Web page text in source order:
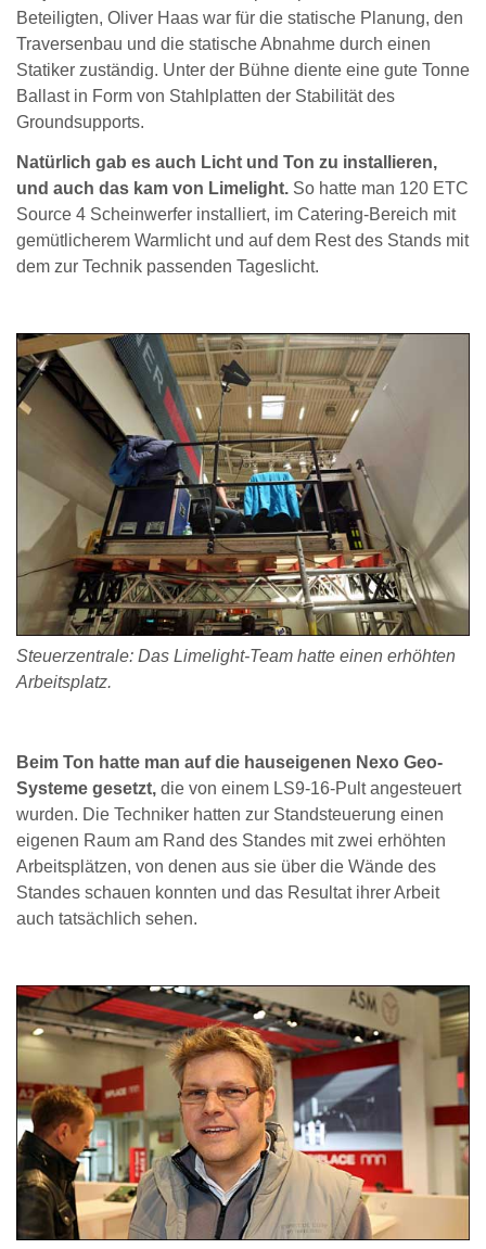
Beteiligten, Oliver Haas war für die statische Planung, den
Traversenbau und die statische Abnahme durch einen
Statiker zuständig. Unter der Bühne diente eine gute Tonne
Ballast in Form von Stahlplatten der Stabilität des
Groundsupports.
Natürlich gab es auch Licht und Ton zu installieren,
und auch das kam von Limelight. So hatte man 120 ETC
Source 4 Scheinwerfer installiert, im Catering-Bereich mit
gemütlicherem Warmlicht und auf dem Rest des Stands mit
dem zur Technik passenden Tageslicht.
Steuerzentrale: Das Limelight-Team hatte einen erhöhten
Arbeitsplatz.
Beim Ton hatte man auf die hauseigenen Nexo Geo-
Systeme gesetzt, die von einem LS9-16-Pult angesteuert
wurden. Die Techniker hatten zur Standsteuerung einen
eigenen Raum am Rand des Standes mit zwei erhöhten
Arbeitsplätzen, von denen aus sie über die Wände des
Standes schauen konnten und das Resultat ihrer Arbeit
auch tatsächlich sehen.